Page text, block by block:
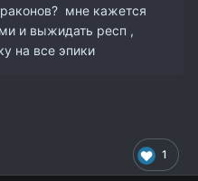
мне кажется
и выжидать респ ,
на все эпики
1